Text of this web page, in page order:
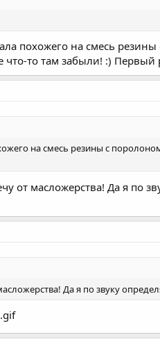
похожего на смесь резины
то там забыли! :)
на смесь резины с
от масложерства! Да я по
Да я по звуку